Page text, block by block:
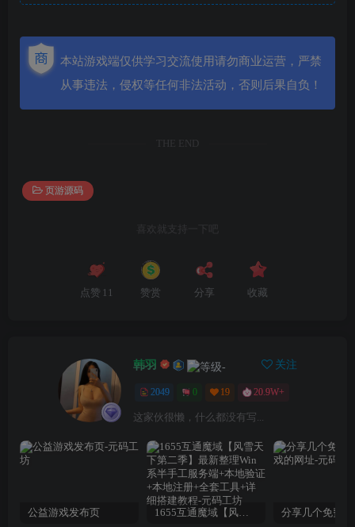
本站游戏端仅供学习交流使用请勿商业运营，严禁
从事违法，侵权等任何非法活动，否则后果自负！
THE END
页游源码
喜欢就支持一下吧
点赞 11 赞赏 分享 收藏
韩羽 关注
2049 0 19 20.9W+
这家伙很懒，什么都没有写...
公益游戏发布页 1655互通魔域【风雪天下第二季】最新整理Win系半手工服务端+本地验证+本地注册+全套工具+详细搭建教程